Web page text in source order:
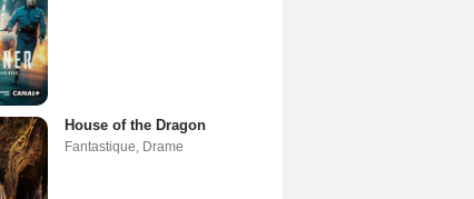
House of the Dragon
Fantastique, Drame